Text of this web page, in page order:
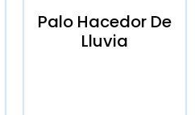
Palo Hacedor De
Lluvia